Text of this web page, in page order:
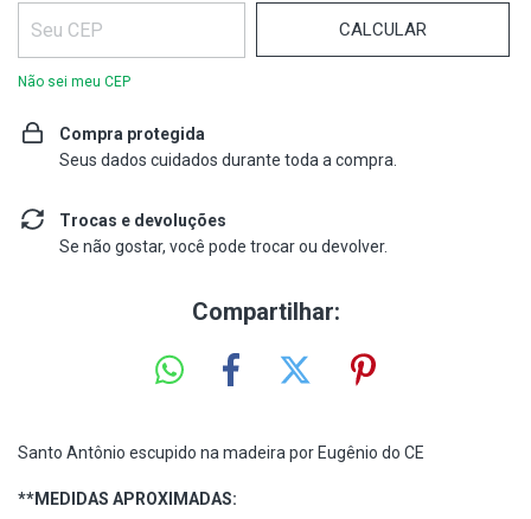
CALCULAR
Não sei meu CEP
Compra protegida
Seus dados cuidados durante toda a compra.
Trocas e devoluções
Se não gostar, você pode trocar ou devolver.
Compartilhar:
Santo Antônio escupido na madeira por Eugênio do CE
**MEDIDAS APROXIMADAS: